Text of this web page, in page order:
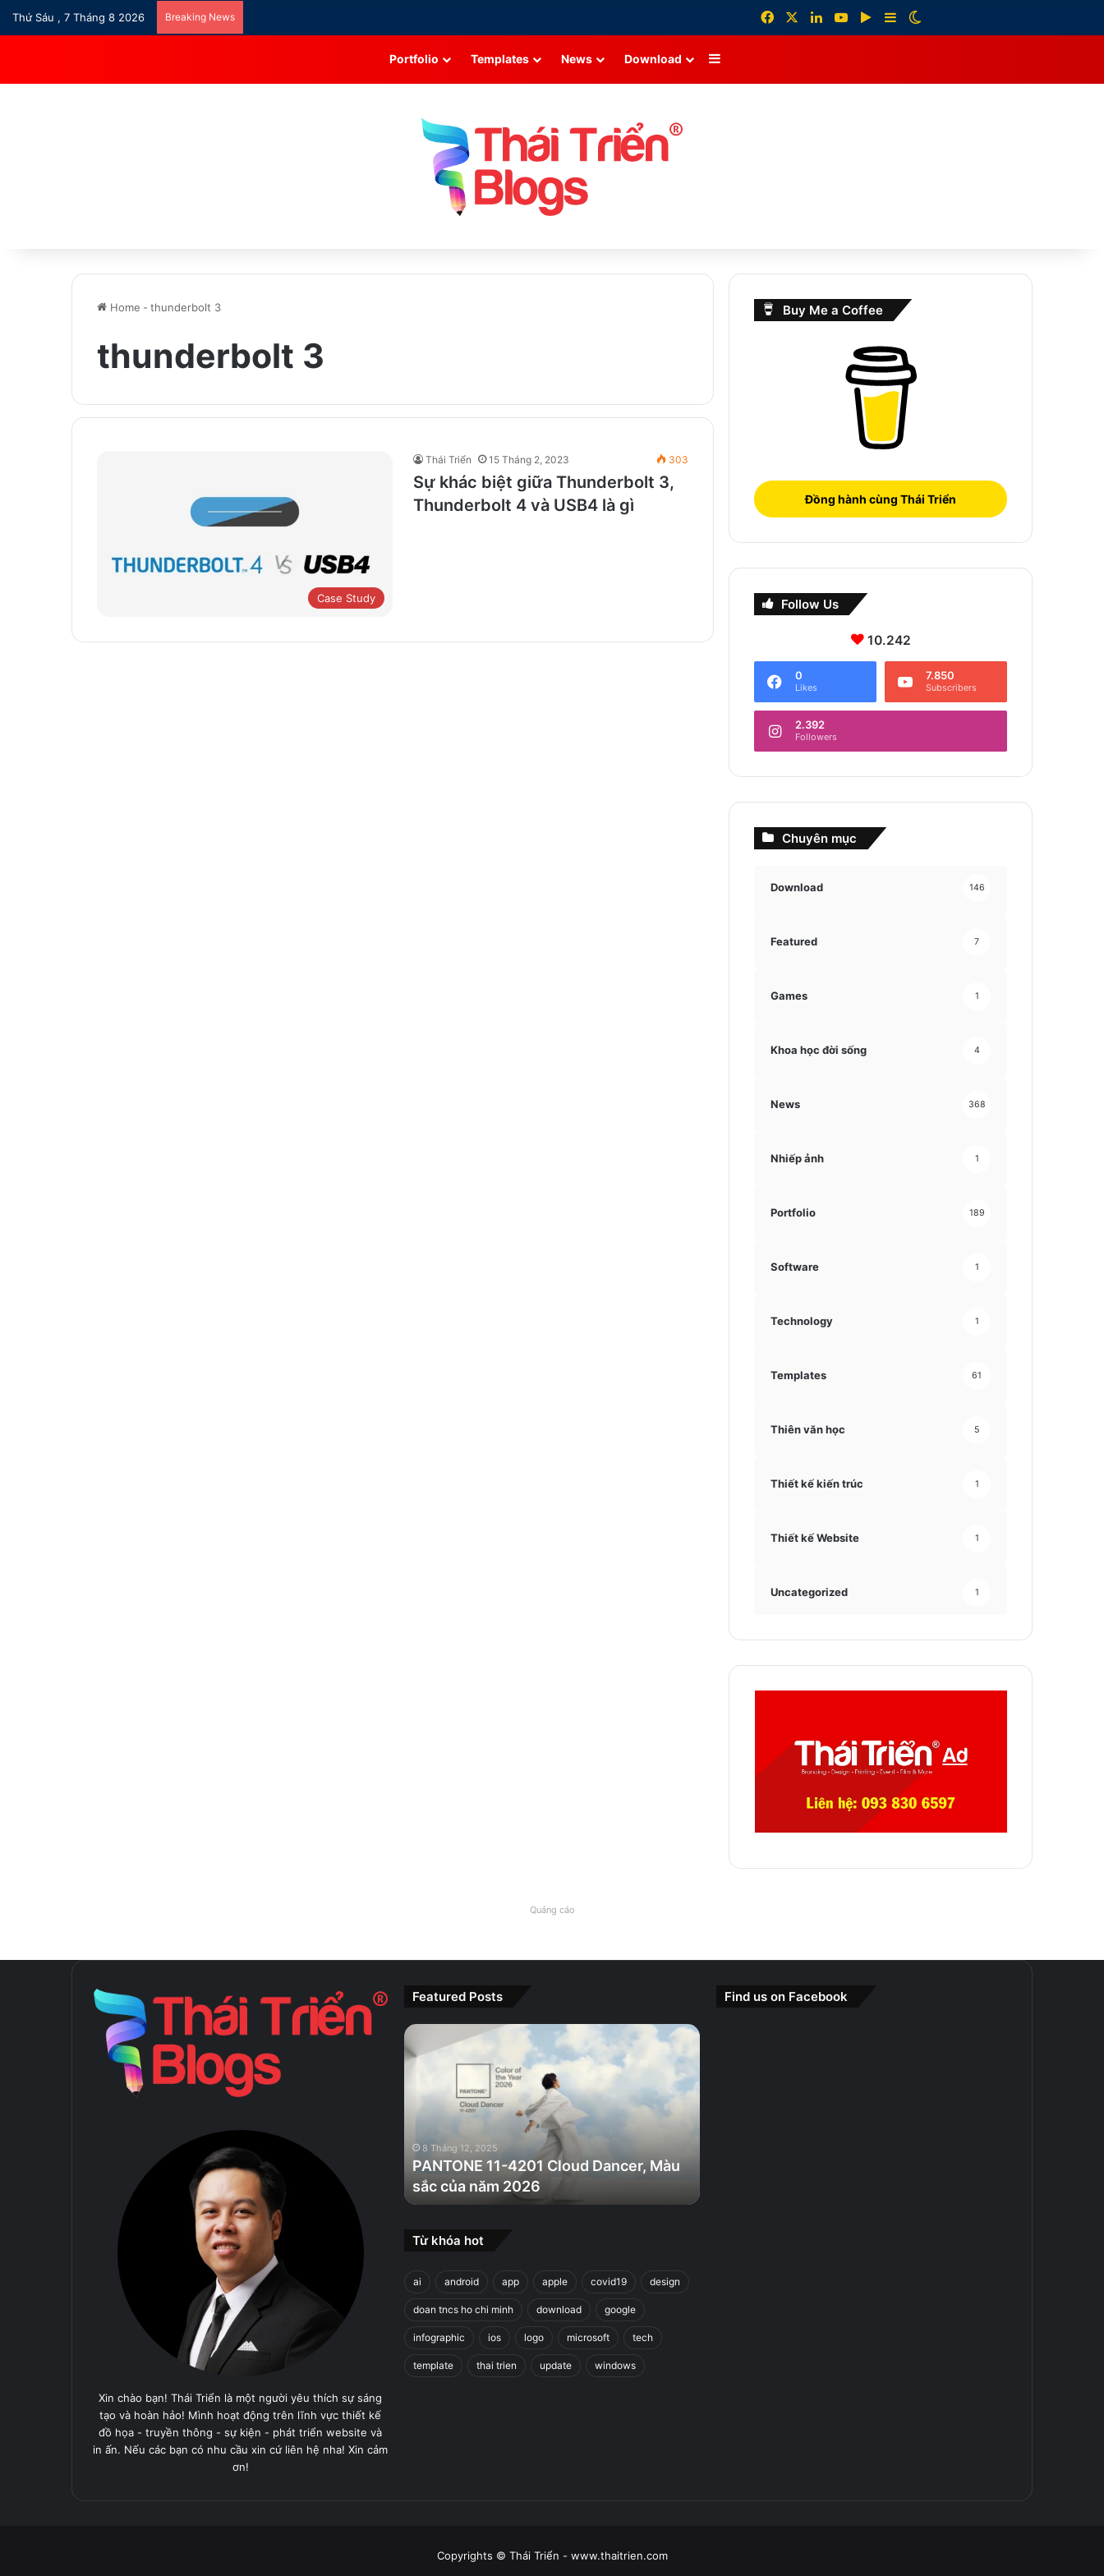
Thứ Sáu , 7 Tháng 8 2026 Breaking News FacebookLinkedInYouTubeGoogle Play
Sidebar
Portfolio Templates News Download Sidebar
Home - thunderbolt 3
thunderbolt 3
Case Study
Thái Triển 15 Tháng 2, 2023 303
Sự khác biệt giữa Thunderbolt 3,
Thunderbolt 4 và USB4 là gì
Buy Me a Coffee
Đồng hành cùng Thái Triển
Follow Us
10.242
0
Likes
7.850
Subscribers
2.392
Followers
Chuyên mục
Download 146
Featured 7
Games 1
Khoa học đời sống 4
News 368
Nhiếp ảnh 1
Portfolio 189
Software 1
Technology 1
Templates 61
Thiên văn học 5
Thiết kế kiến trúc 1
Thiết kế Website 1
Uncategorized 1
Quảng cáo
Xin chào bạn! Thái Triển là một người yêu thích sự sáng
tạo và hoàn hảo! Mình hoạt động trên lĩnh vực thiết kế
đồ họa - truyền thông - sự kiện - phát triển website và
in ấn. Nếu các bạn có nhu cầu xin cứ liên hệ nha! Xin cảm
ơn!
Featured Posts
PANTONE
11-
Màu
của
năm
2026
8 Tháng 12, 2025
PANTONE 11-4201 Cloud Dancer, Màu
sắc của năm 2026
Từ khóa hot
ai android app apple covid19 design
doan tncs ho chi minh download google
infographic ios logo microsoft tech
template thai trien update windows
Find us on Facebook
Copyrights © Thái Triển - www.thaitrien.com